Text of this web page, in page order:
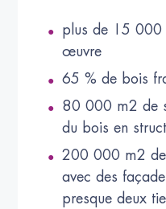
plus de 15
œuvre
65 % de bois
80 000 m2 de
du bois en
200 000 m2 de
avec des
presque deux